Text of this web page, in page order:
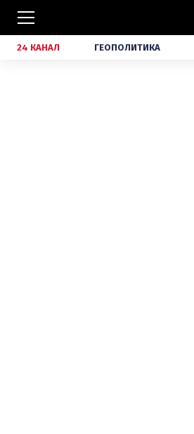
24 КАНАЛ ГЕОПОЛИТИКА